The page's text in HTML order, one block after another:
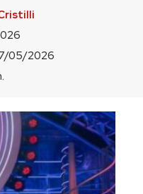
05/2026